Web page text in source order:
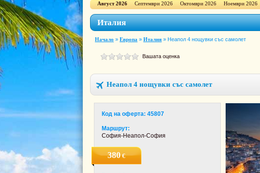
Август 2026 Септември 2026 Октомври 2026 Ноември 2026
Италия
Начало » Европа » Италия » Неапол 4 нощувки със самолет
Вашата оценка
Неапол 4 нощувки със самолет
Код на оферта: 45807
Маршрут:
София-Неапол-София
380€